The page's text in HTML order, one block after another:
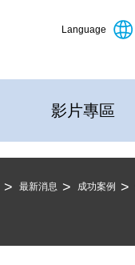
Language
影片專區
最新消息 成功案例